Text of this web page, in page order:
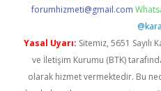
forumhizmeti@gmail.com
Yasal Uyarı: Sitemiz, 5651
ve İletişim Kurumu (BTK)
olarak hizmet vermektedir. Bu